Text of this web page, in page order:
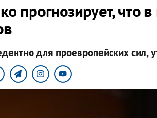
прогнозирует, что
для проевропейских сил,